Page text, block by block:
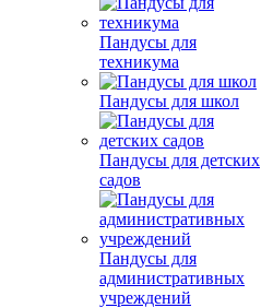
Пандусы для
техникума
Пандусы для школ
Пандусы для детских
садов
Пандусы для
административных
учреждений